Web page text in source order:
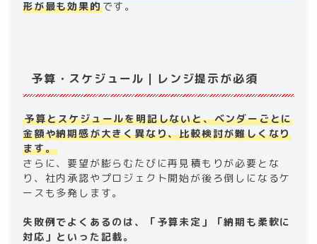
形が最も効果的です。
予算・スケジュール｜レンジ提示が必須
予算とスケジュールを明記しないと、ベンダーごとに
金額や納期感が大きく異なり、比較検討が難しくなり
ます。
さらに、要望が膨らむたびに再見積もりが必要とな
り、社内承認やプロジェクト開始が後ろ倒しになるケ
ースも多発します。
失敗例でよくあるのは、「予算未定」「納期も柔軟に
対応」といった記載。